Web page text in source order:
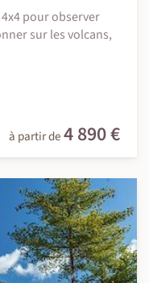
pour observer
sur les volcans,
à partir de4 890 €